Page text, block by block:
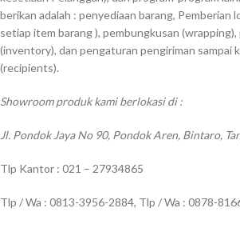
berikan adalah : penyediaan barang, Pemberian
setiap item barang ), pembungkusan (wrapping),
(inventory), dan pengaturan pengiriman sampai
(recipients).
Showroom produk kami berlokasi di :
Jl. Pondok Jaya No 90, Pondok Aren, Bintaro,
Tlp Kantor : 021 – 27934865
Tlp / Wa : 0813-3956-2884, Tlp / Wa : 0878-